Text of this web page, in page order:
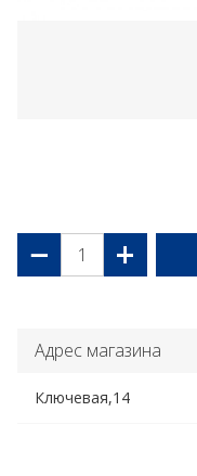
− +
Адрес магазина
Ключевая,14